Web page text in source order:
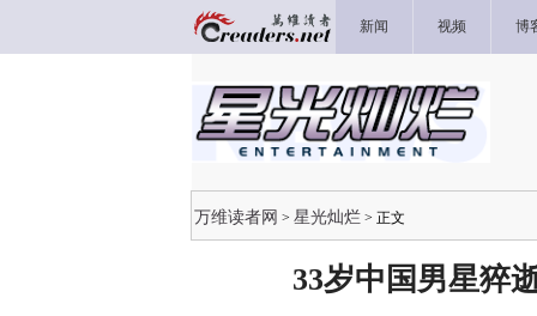
新闻 视频 博
万维读者网 > 星光灿烂 > 正文
33岁中国男星猝